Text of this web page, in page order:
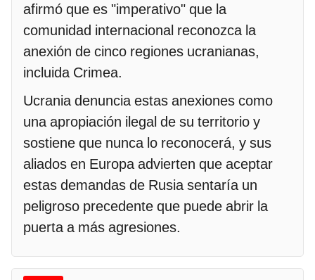
afirmó que es "imperativo" que la
comunidad internacional reconozca la
anexión de cinco regiones ucranianas,
incluida Crimea.
Ucrania denuncia estas anexiones como
una apropiación ilegal de su territorio y
sostiene que nunca lo reconocerá, y sus
aliados en Europa advierten que aceptar
estas demandas de Rusia sentaría un
peligroso precedente que puede abrir la
puerta a más agresiones.